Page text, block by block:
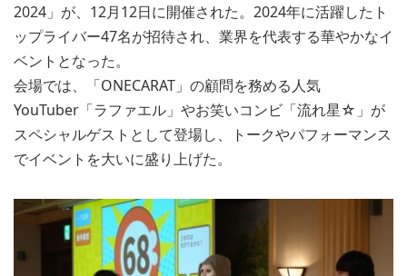
2024」が、12月12日に開催された。2024年に活躍したト
ップライバー47名が招待され、業界を代表する華やかなイ
ベントとなった。
会場では、「ONECARAT」の顧問を務める人気
YouTuber「ラファエル」やお笑いコンビ「流れ星☆」が
スペシャルゲストとして登場し、トークやパフォーマンス
でイベントを大いに盛り上げた。